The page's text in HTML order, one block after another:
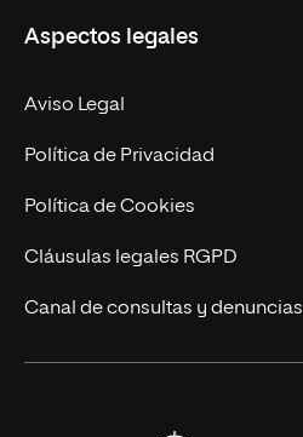
Empresa
MBA
Marketing y Comunicación
Ingeniería
Diseño
Ciencias de la Salud
Nuestro Equipo
Contacto
Aspectos legales
Aviso Legal
Política de Privacidad
Política de Cookies
Cláusulas legales RGPD
Canal de consultas y denuncias